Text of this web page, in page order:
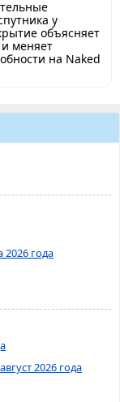
у
объясняет
меняет
на Naked
2026 года
2026 года